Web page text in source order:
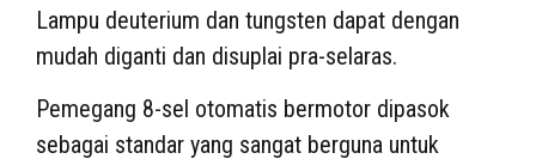
Lampu deuterium dan tungsten dapat dengan
mudah diganti dan disuplai pra-selaras.
Pemegang 8-sel otomatis bermotor dipasok
sebagai standar yang sangat berguna untuk